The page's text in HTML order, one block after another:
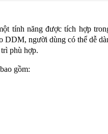
tính năng được tích hợp
người dùng có thể dễ
phù hợp.
gồm: